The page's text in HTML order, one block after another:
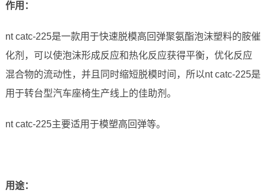
作用：
nt catc-225是一款用于快速脱模高回弹聚氨酯泡沫塑料的胺催
化剂，可以使泡沫形成反应和热化反应获得平衡，优化反应
混合物的流动性，并且同时缩短脱模时间，所以nt catc-225是
用于转台型汽车座椅生产线上的佳助剂。
nt catc-225主要适用于模塑高回弹等。
用途：